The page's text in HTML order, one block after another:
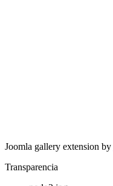
Joomla gallery extension by
Transparencia